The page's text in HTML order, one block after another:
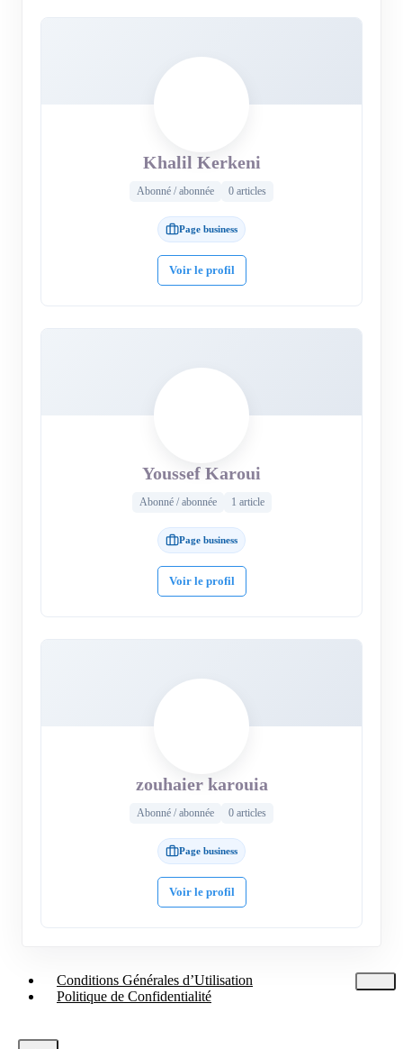
Khalil Kerkeni
Abonné / abonnée 0 articles
Page business
Voir le profil
Youssef Karoui
Abonné / abonnée 1 article
Page business
Voir le profil
zouhaier karouia
Abonné / abonnée 0 articles
Page business
Voir le profil
Conditions Générales d’Utilisation
Politique de Confidentialité